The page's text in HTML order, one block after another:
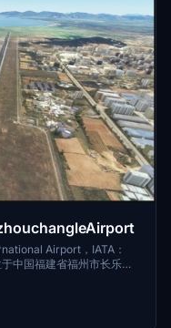
Airport，IATA：
中国福建省福州市长乐
机场、区域枢纽机场 [1]
场群成员 [3] 。 1997年6
年12月，福州长乐国际